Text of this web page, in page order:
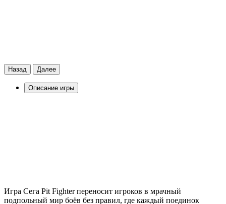
Назад Далее
Описание игры
Игра Сега Pit Fighter переносит игроков в мрачный
подпольный мир боёв без правил, где каждый поединок